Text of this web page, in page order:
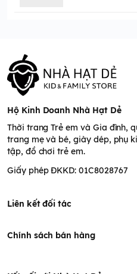
Hộ Kinh Doanh Nhà Hạt Dẻ
Thời trang Trẻ em và Gia đình,
trang mẹ và bé, giày dép, phụ
tập, đồ chơi trẻ em.
Giấy phép ĐKKD: 01C8028767
Liên kết đối tác
Chính sách bán hàng